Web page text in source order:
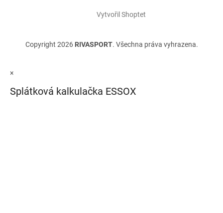
Vytvořil Shoptet
Copyright 2026 RIVASPORT. Všechna práva vyhrazena.
×
Splátková kalkulačka ESSOX